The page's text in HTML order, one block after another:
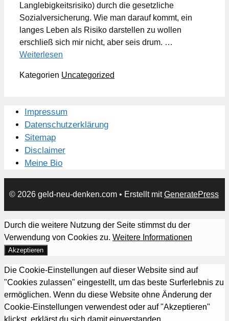
Langlebigkeitsrisiko) durch die gesetzliche
Sozialversicherung. Wie man darauf kommt, ein
langes Leben als Risiko darstellen zu wollen
erschließ sich mir nicht, aber seis drum. …
Weiterlesen
Kategorien Uncategorized
Impressum
Datenschutzerklärung
Sitemap
Disclaimer
Meine Bio
© 2026 geld-neu-denken.com • Erstellt mitGeneratePress
Durch die weitere Nutzung der Seite stimmst du der
Verwendung von Cookies zu. Weitere Informationen
Akzeptieren
Die Cookie-Einstellungen auf dieser Website sind auf
"Cookies zulassen" eingestellt, um das beste Surferlebnis zu
ermöglichen. Wenn du diese Website ohne Änderung der
Cookie-Einstellungen verwendest oder auf "Akzeptieren"
klickst, erklärst du sich damit einverstanden.